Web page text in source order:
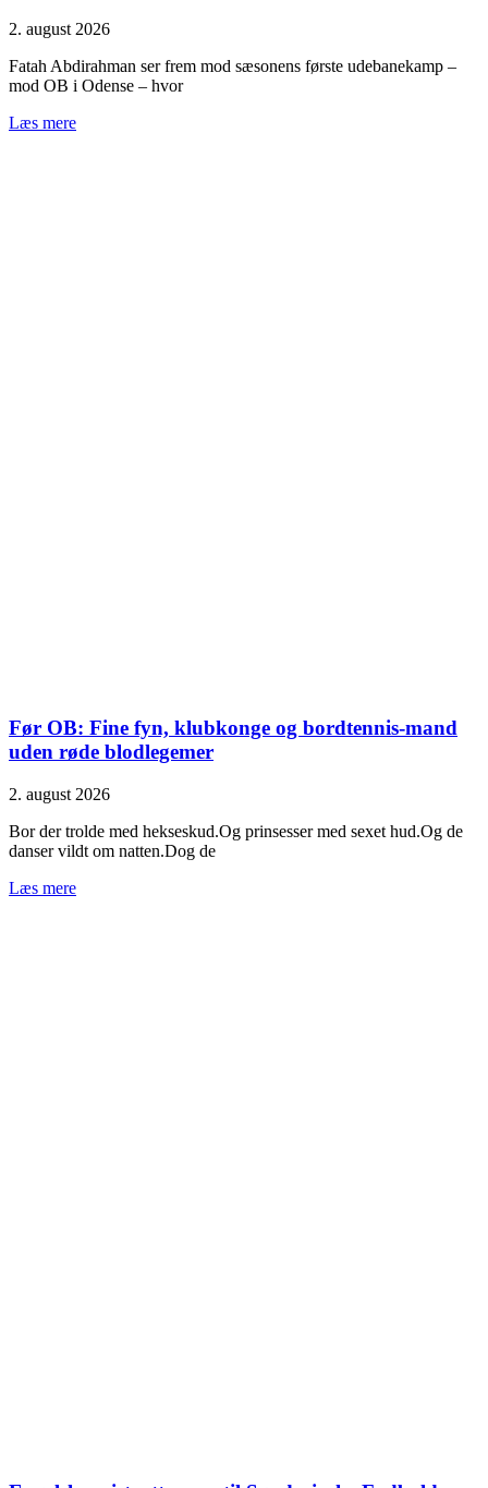
2. august 2026
Fatah Abdirahman ser frem mod sæsonens første udebanekamp –
mod OB i Odense – hvor
Læs mere
Før OB: Fine fyn, klubkonge og bordtennis-mand
uden røde blodlegemer
2. august 2026
Bor der trolde med hekseskud.Og prinsesser med sexet hud.Og de
danser vildt om natten.Dog de
Læs mere